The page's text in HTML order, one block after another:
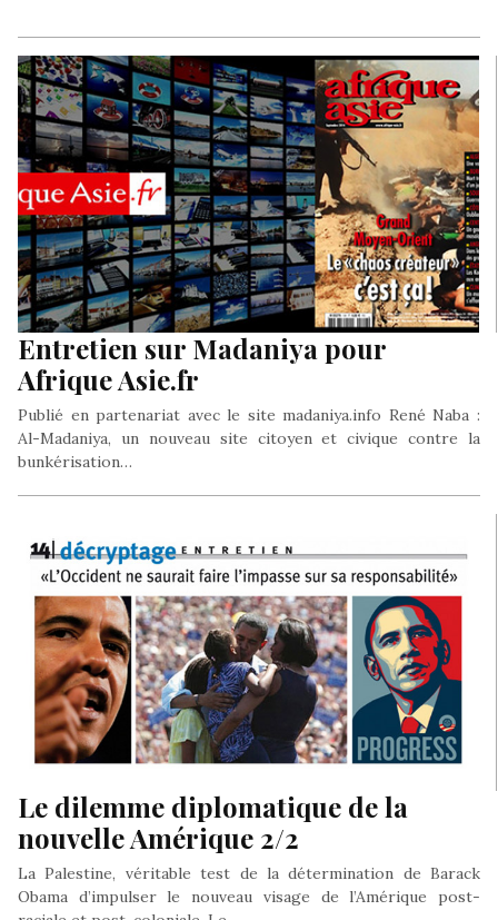
Entretien sur Madaniya pour
Afrique Asie.fr
Publié en partenariat avec le site madaniya.info René Naba :
Al-Madaniya, un nouveau site citoyen et civique contre la
bunkérisation…
Le dilemme diplomatique de la
nouvelle Amérique 2/2
La Palestine, véritable test de la détermination de Barack
Obama d’impulser le nouveau visage de l’Amérique post-